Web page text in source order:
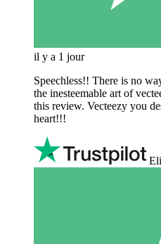
il y a 1 jour
Speechless!! There is no
the inesteemable art of
this review. Vecteezy you
heart!!!